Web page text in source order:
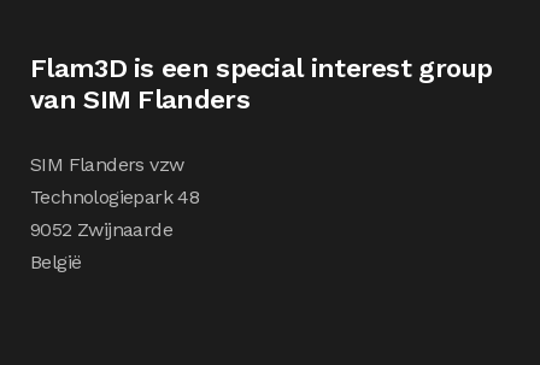
Flam3D is een special interest group
van SIM Flanders
SIM Flanders vzw
Technologiepark 48
9052 Zwijnaarde
België